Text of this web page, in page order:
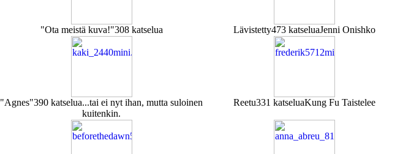
"Ota meistä kuva!"308 katselua Lävistetty473 katseluaJenni Onishko
"Agnes"390 katselua...tai ei nyt ihan, mutta suloinen
kuitenkin.
Reetu331 katseluaKung Fu Taistelee